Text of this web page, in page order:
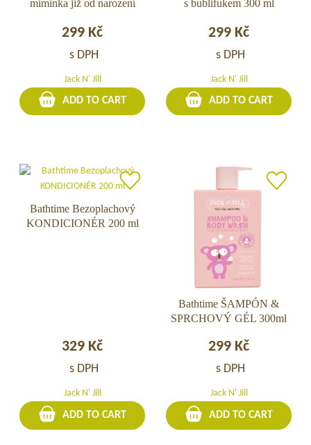
gel
N’Jill
pro
již
od
miminka již od narození
299 Kč
s DPH
Jack N' Jill
ADD TO CART
PĚNA
koupele
s
300
ml
s bublifukem 300 ml
299 Kč
s DPH
Jack N' Jill
ADD TO CART
Bathtime
Bezoplachový
Bathtime Bezoplachový
KONDICIONÉR 200 ml
329 Kč
s DPH
Jack N' Jill
ADD TO CART
Bathtime
ŠAMPÓN
SPRCHOVÝ
GÉL
Bathtime ŠAMPÓN &
SPRCHOVÝ GÉL 300ml
299 Kč
s DPH
Jack N' Jill
ADD TO CART